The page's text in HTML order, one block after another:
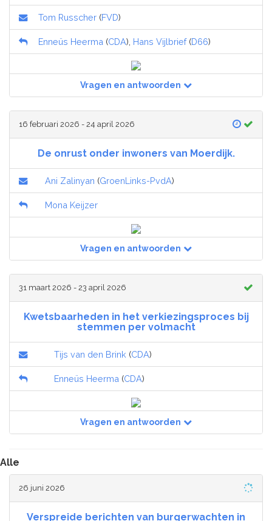
Tom Russcher (FVD)
Enneüs Heerma (CDA), Hans Vijlbrief(D66)
Vragen en antwoorden
16 februari 2026 - 24 april 2026
De onrust onder inwoners van Moerdijk.
Ani Zalinyan (GroenLinks-PvdA)
Mona Keijzer
Vragen en antwoorden
31 maart 2026 - 23 april 2026
Kwetsbaarheden in het verkiezingsproces bij
stemmen per volmacht
Tijs van den Brink (CDA)
Enneüs Heerma (CDA)
Vragen en antwoorden
Alle
26 juni 2026
Verspreide berichten van burgerwachten in